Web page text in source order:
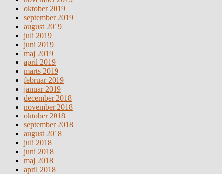
oktober 2019
september 2019
august 2019
juli 2019
juni 2019
maj 2019
april 2019
marts 2019
februar 2019
januar 2019
december 2018
november 2018
oktober 2018
september 2018
august 2018
juli 2018
juni 2018
maj 2018
april 2018